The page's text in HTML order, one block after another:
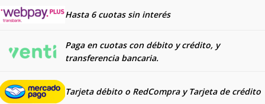
Hasta 6 cuotas sin interés
Paga en cuotas con débito y crédito, y
transferencia bancaria.
Tarjeta débito o RedCompra y Tarjeta de crédito